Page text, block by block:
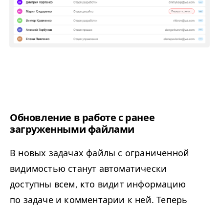
Обновление в работе с ранее
загруженными файлами
В новых задачах файлы с ограниченной
видимостью станут автоматически
доступны всем, кто видит информацию
по задаче и комментарии к ней. Теперь